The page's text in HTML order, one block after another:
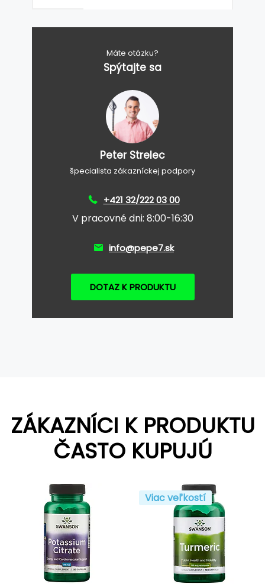
Máte otázku?
Spýtajte sa
Peter Strelec
špecialista zákazníckej podpory
+421 32/222 03 00
V pracovné dni: 8:00-16:30
info@pepe7.sk
DOTAZ K PRODUKTU
ZÁKAZNÍCI K PRODUKTU
ČASTO KUPUJÚ
Viac veľkostí